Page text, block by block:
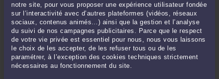
notre site, pour vous proposer une expérience utilisateur fondée
sur l’interactivité avec d’autres plateformes (vidéos, réseaux
sociaux, contenus animés…) ainsi que la gestion et l’analyse
du suivi de nos campagnes publicitaires. Parce que le respect
de votre vie privée est essentiel pour nous, nous vous laissons
le choix de les accepter, de les refuser tous ou de les
paramétrer, à l’exception des cookies techniques strictement
nécessaires au fonctionnement du site.
Juin 2023
Mai 2023
Avril 2023
Mars 2023
Février 2023